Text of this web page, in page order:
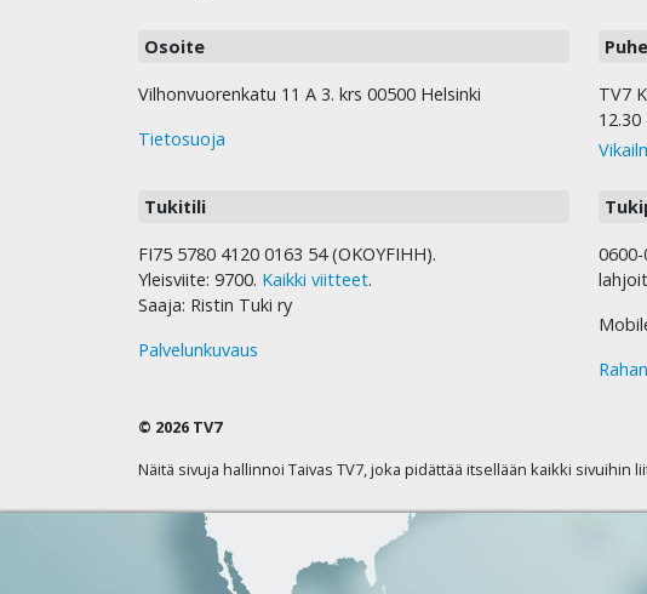
Osoite
Vilhonvuorenkatu 11 A 3. krs 00500 Helsinki
Tietosuoja
TV7
12.30
Tukitili
FI75 5780 4120 0163 54 (OKOYFIHH).
Yleisviite: 9700. Kaikki viitteet.
Saaja: Ristin Tuki ry
Palvelunkuvaus
© 2026 TV7
Näitä sivuja hallinnoi Taivas TV7, joka pidättää itsellään kaikki